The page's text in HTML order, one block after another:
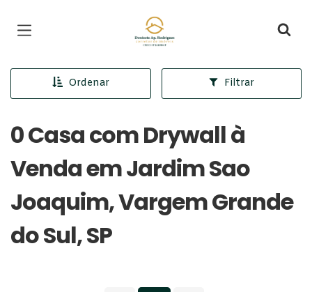
Página inicial
Ordenar Filtrar
0 Casa com Drywall à
Venda em Jardim Sao
Joaquim, Vargem Grande
do Sul, SP